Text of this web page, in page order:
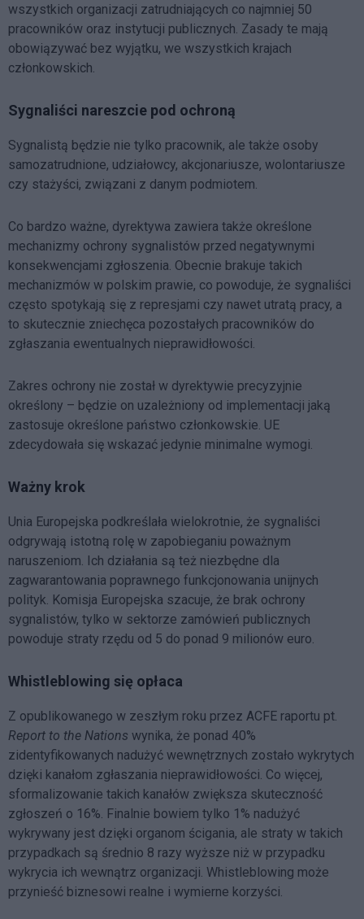
wszystkich organizacji zatrudniających co najmniej 50
pracowników oraz instytucji publicznych. Zasady te mają
obowiązywać bez wyjątku, we wszystkich krajach
członkowskich.
Sygnaliści nareszcie pod ochroną
Sygnalistą będzie nie tylko pracownik, ale także osoby
samozatrudnione, udziałowcy, akcjonariusze, wolontariusze
czy stażyści, związani z danym podmiotem.
Co bardzo ważne, dyrektywa zawiera także określone
mechanizmy ochrony sygnalistów przed negatywnymi
konsekwencjami zgłoszenia. Obecnie brakuje takich
mechanizmów w polskim prawie, co powoduje, że sygnaliści
często spotykają się z represjami czy nawet utratą pracy, a
to skutecznie zniechęca pozostałych pracowników do
zgłaszania ewentualnych nieprawidłowości.
Zakres ochrony nie został w dyrektywie precyzyjnie
określony – będzie on uzależniony od implementacji jaką
zastosuje określone państwo członkowskie. UE
zdecydowała się wskazać jedynie minimalne wymogi.
Ważny krok
Unia Europejska podkreślała wielokrotnie, że sygnaliści
odgrywają istotną rolę w zapobieganiu poważnym
naruszeniom. Ich działania są też niezbędne dla
zagwarantowania poprawnego funkcjonowania unijnych
polityk. Komisja Europejska szacuje, że brak ochrony
sygnalistów, tylko w sektorze zamówień publicznych
powoduje straty rzędu od 5 do ponad 9 milionów euro.
Whistleblowing się opłaca
Z opublikowanego w zeszłym roku przez ACFE raportu pt.
Report to the Nations wynika, że ponad 40%
zidentyfikowanych nadużyć wewnętrznych zostało wykrytych
dzięki kanałom zgłaszania nieprawidłowości. Co więcej,
sformalizowanie takich kanałów zwiększa skuteczność
zgłoszeń o 16%. Finalnie bowiem tylko 1% nadużyć
wykrywany jest dzięki organom ścigania, ale straty w takich
przypadkach są średnio 8 razy wyższe niż w przypadku
wykrycia ich wewnątrz organizacji. Whistleblowing może
przynieść biznesowi realne i wymierne korzyści.